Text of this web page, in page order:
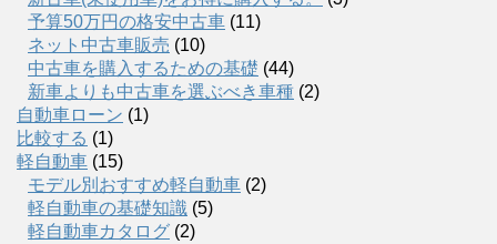
予算50万円の格安中古車 (11)
ネット中古車販売 (10)
中古車を購入するための基礎 (44)
新車よりも中古車を選ぶべき車種 (2)
自動車ローン (1)
比較する (1)
軽自動車 (15)
モデル別おすすめ軽自動車 (2)
軽自動車の基礎知識 (5)
軽自動車カタログ (2)